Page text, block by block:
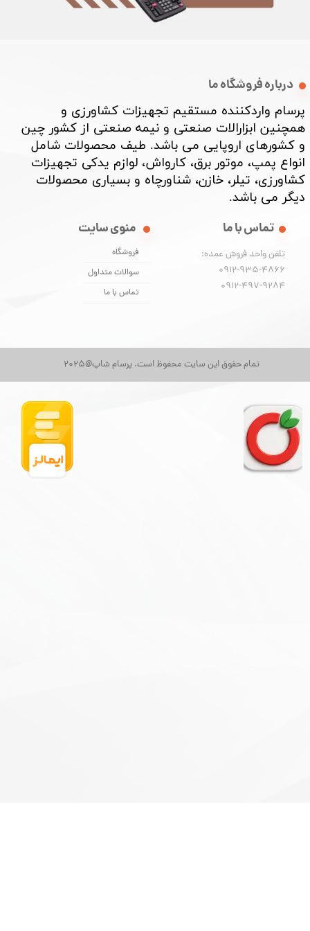
تمام حقوق این سایت محفوظ است. پرسام شاپ@2025
درباره فروشگاه ما
پرسام واردکننده مستقیم تجهیزات کشاورزی و
همچنین ابزارالات صنعتی و نیمه صنعتی از کشور چین
و کشورهای اروپایی می باشد. طیف محصولات شامل
انواع پمپ، موتور برق، کارواش، لوازم یدکی تجهیزات
کشاورزی، تیلر، خازن، شناورچاه و بسیاری محصولات
دیگر می باشد. ​​​​​​​
منوی سایت
فروشگاه
سوالات متداول
تماس با ما
تماس با ما
تلفن واحد فروش عمده:
0912-935-4866
​​​​​​​0912-497-9284